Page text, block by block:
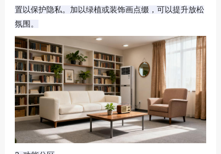
置以保护隐私。加以绿植或装饰画点缀，可以提升放松
氛围。